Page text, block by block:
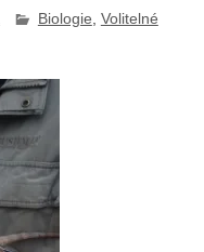
Biologie Volitelné